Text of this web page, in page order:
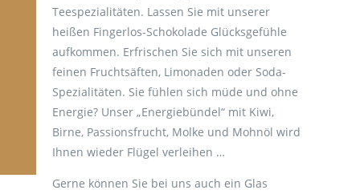
Teespezialitäten. Lassen Sie mit unserer
heißen Fingerlos-Schokolade Glücksgefühle
aufkommen. Erfrischen Sie sich mit unseren
feinen Fruchtsäften, Limonaden oder Soda-
Spezialitäten. Sie fühlen sich müde und ohne
Energie? Unser „Energiebündel“ mit Kiwi,
Birne, Passionsfrucht, Molke und Mohnöl wird
Ihnen wieder Flügel verleihen …
Gerne können Sie bei uns auch ein Glas